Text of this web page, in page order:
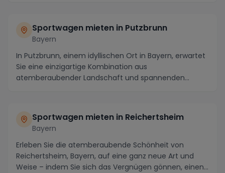
Sportwagen mieten in Putzbrunn
Bayern
In Putzbrunn, einem idyllischen Ort in Bayern, erwartet
Sie eine einzigartige Kombination aus
atemberaubender Landschaft und spannenden
Sportwagen mieten in Reichertsheim
Bayern
Erleben Sie die atemberaubende Schönheit von
Reichertsheim, Bayern, auf eine ganz neue Art und
Weise – indem Sie sich das Vergnügen gönnen, einen